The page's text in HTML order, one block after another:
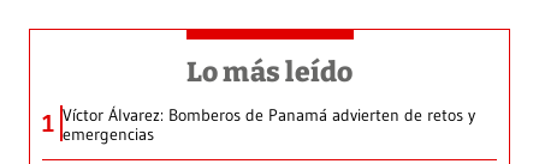
Lo más leído
1 Víctor Álvarez: Bomberos de Panamá advierten de retos y
emergencias